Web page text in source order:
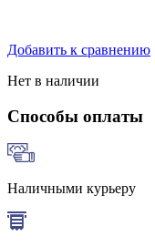
Добавить к сравнению
Нет в наличии
Способы оплаты
Наличными курьеру